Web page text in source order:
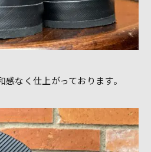
なく仕上がっております。